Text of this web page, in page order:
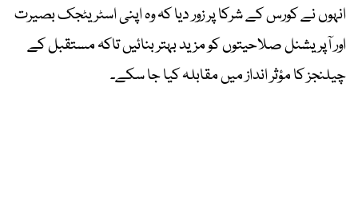
انہوں نے کورس کے شرکا پر زور دیا کہ وہ اپنی اسٹریٹجک بصیرت
اور آپریشنل صلاحیتوں کو مزید بہتر بنائیں تاکہ مستقبل کے
چیلنجز کا مؤثر انداز میں مقابلہ کیا جا سکے۔